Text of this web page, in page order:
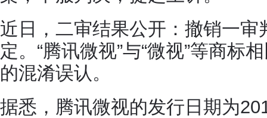
近日，二审结果公开：撤销一审
定。“腾讯微视”与“微视”等商标
的混淆误认。
据悉，腾讯微视的发行日期为